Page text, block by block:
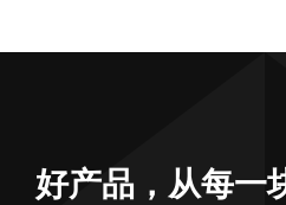
好产品，从每一